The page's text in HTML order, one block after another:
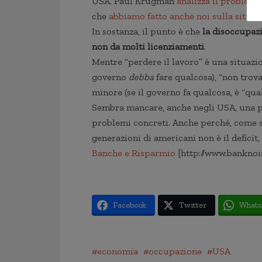
che abbiamo fatto anche noi sulla
In sostanza, il punto è che la
non da molti licenziamenti.
Mentre “perdere il lavoro” è una
governo debba fare qualcosa), “non
minore (se il governo fa qualcosa, è
Sembra mancare, anche negli USA,
problemi concreti. Anche perché,
generazioni di americani non è il deficit,
Banche e Risparmio [http://
Facebook Twitter
economia occupazione USA